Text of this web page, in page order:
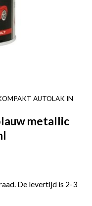
AUTOLAK IN
metallic
De levertijd is 2-3